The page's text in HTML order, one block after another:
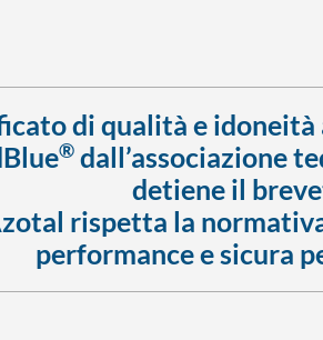
di qualità e idoneità
® dall’associazione
detiene il
rispetta la
performance e sicura